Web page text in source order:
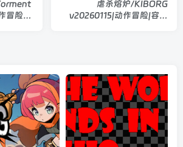
冒险|
虐杀熔炉/KIBORG
v20260115|动作冒险|容量